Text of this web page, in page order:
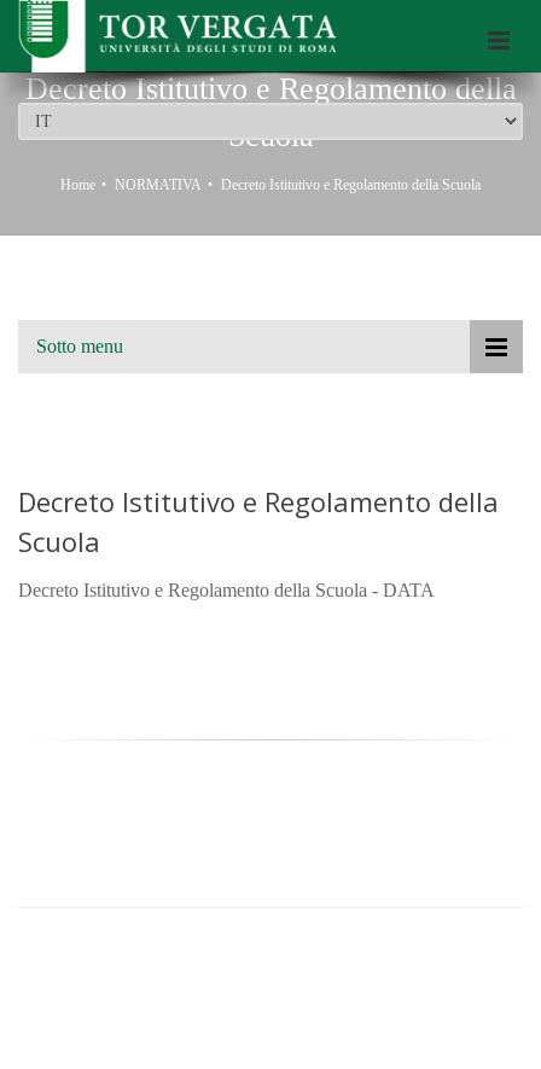
Scuola di Dottorato dell’Università di Roma Tor Vergata
Decreto Istitutivo e Regolamento della
Scuola
Home NORMATIVA Decreto Istitutivo e Regolamento della Scuola
Sotto menu
Decreto Istitutivo e Regolamento della
Scuola
Decreto Istitutivo e Regolamento della Scuola - DATA